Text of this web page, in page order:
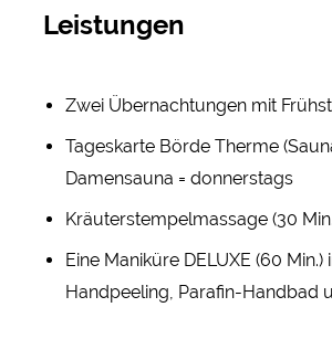
Leistungen
Zwei Übernachtungen mit
Tageskarte Börde Therme
Damensauna = donnerstags
Kräuterstempelmassage (30
Eine Maniküre DELUXE (60 Min.)
Handpeeling, Parafin-Handbad